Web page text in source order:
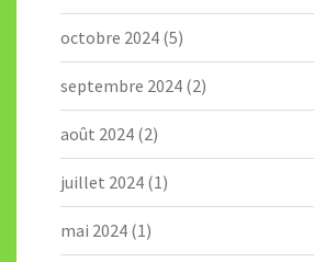
octobre 2024 (5)
septembre 2024 (2)
août 2024 (2)
juillet 2024 (1)
mai 2024 (1)